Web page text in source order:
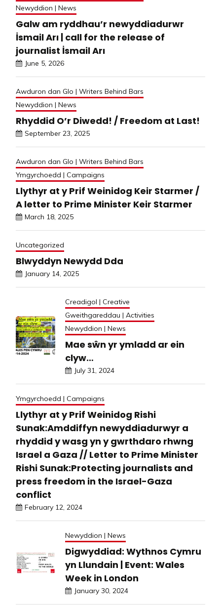
Newyddion | News
Galw am ryddhau’r newyddiadurwr
İsmail Arı | call for the release of
journalist İsmail Arı
June 5, 2026
Awduron dan Glo | Writers Behind Bars
Newyddion | News
Rhyddid O’r Diwedd! / Freedom at Last!
September 23, 2025
Awduron dan Glo | Writers Behind Bars
Ymgyrchoedd | Campaigns
Llythyr at y Prif Weinidog Keir Starmer /
A letter to Prime Minister Keir Starmer
March 18, 2025
Uncategorized
Blwyddyn Newydd Dda
January 14, 2025
Creadigol | Creative
Gweithgareddau | Activities
Newyddion | News
Mae sŵn yr ymladd ar ein
clyw…
July 31, 2024
Ymgyrchoedd | Campaigns
Llythyr at y Prif Weinidog Rishi
Sunak:Amddiffyn newyddiadurwyr a
rhyddid y wasg yn y gwrthdaro rhwng
Israel a Gaza // Letter to Prime Minister
Rishi Sunak:Protecting journalists and
press freedom in the Israel-Gaza
conflict
February 12, 2024
Newyddion | News
Digwyddiad: Wythnos Cymru
yn Llundain | Event: Wales
Week in London
January 30, 2024